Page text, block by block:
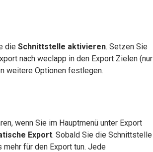
dieSchnittstelle aktivieren. Setzen Sie
nach weclapp in den Export Zielen (nur
weitere Optionen festlegen.
wenn Sie im Hauptmenü unter Export
Export. Sobald Sie die Schnittstelle
für den Export tun. Jede